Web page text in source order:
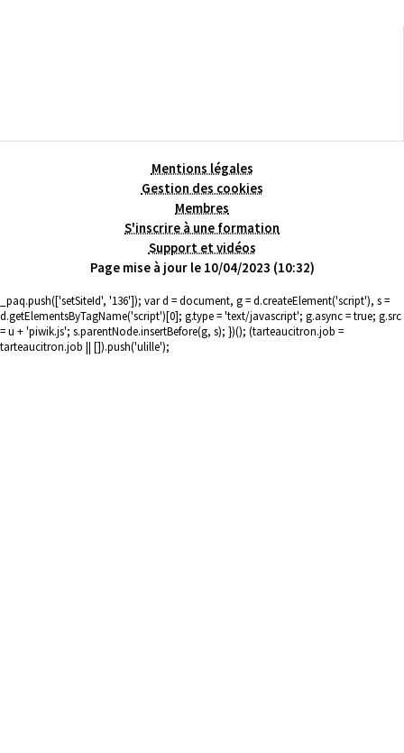
Mentions légales
Gestion des cookies
Membres
S'inscrire à une formation
Support et vidéos
Page mise à jour le 10/04/2023 (10:32)